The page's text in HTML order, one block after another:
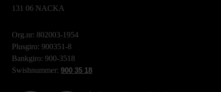
131 06 NACKA
Org.nr: 802003-1954
Plusgiro: 900351-8
Bankgiro: 900-3518
Swishnummer: 900 35 18